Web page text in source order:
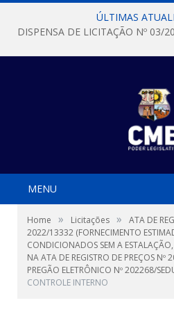
ÚLTIMAS
MENU
Home » Licitações »
ATA DE
2022/13332 (FORNECIMENTO
CONDICIONADOS SEM A
NA ATA DE REGISTRO DE PREÇOS
PREGÃO ELETRÔNICO Nº 202268/
CONTROLE INTERNO